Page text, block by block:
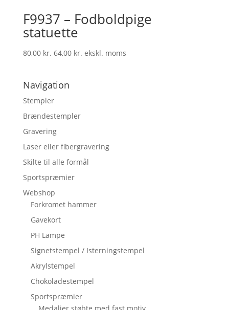
F9937 – Fodboldpige
statuette
80,00 kr. 64,00 kr. ekskl. moms
Navigation
Stempler
Brændestempler
Gravering
Laser eller fibergravering
Skilte til alle formål
Sportspræmier
Webshop
Forkromet hammer
Gavekort
PH Lampe
Signetstempel / Isterningstempel
Akrylstempel
Chokoladestempel
Sportspræmier
Medaljer støbte med fast motiv